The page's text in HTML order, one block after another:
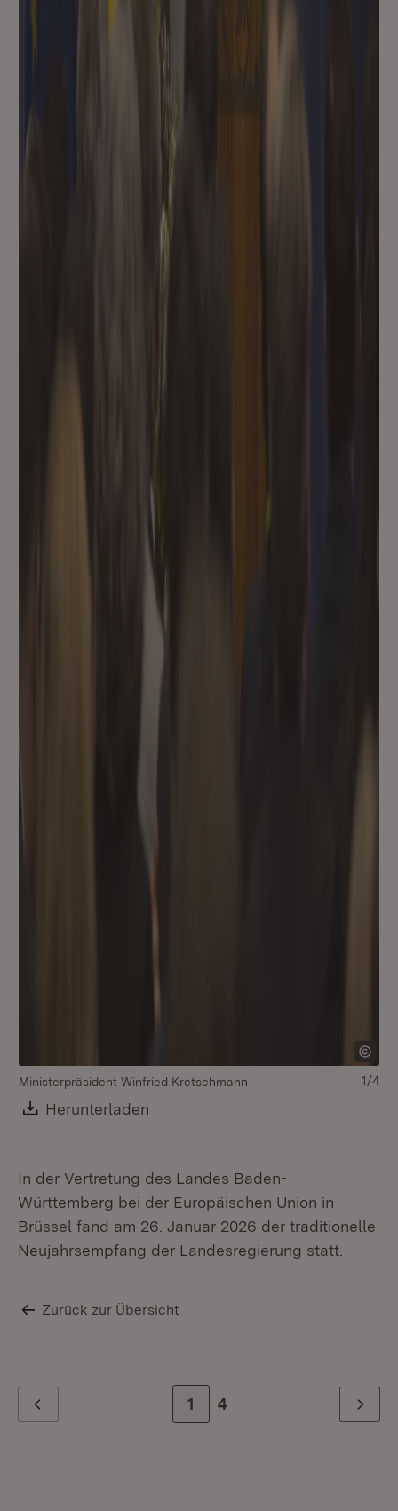
Ministerpräsident Winfried Kretschmann
Download:
Herunterladen
1/4
In der Vertretung des Landes Baden-
Württemberg bei der Europäischen Union in
Brüssel fand am 26. Januar 2026 der traditionelle
Neujahrsempfang der Landesregierung statt.
Zurück zur Übersicht
Zur Seite
1 Zur letzten Seite
4 Weiter